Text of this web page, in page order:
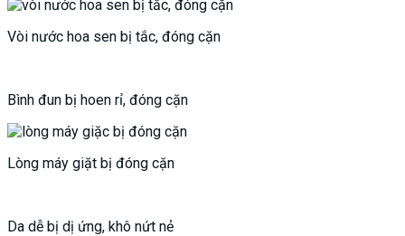
Vòi nước hoa sen bị tắc, đóng cặn
Bình đun bị hoen rỉ, đóng cặn
Lòng máy giặt bị đóng cặn
Da dễ bị dị ứng, khô nứt nẻ